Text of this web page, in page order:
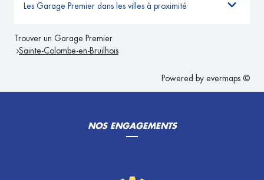
Les Garage Premier dans les villes à proximité
Trouver un Garage Premier
Sainte-Colombe-en-Bruilhois
Powered by evermaps ©
NOS ENGAGEMENTS